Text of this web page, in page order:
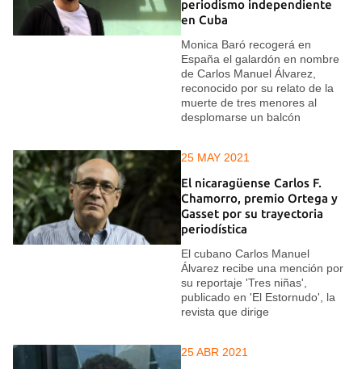
periodismo independiente
en Cuba
Monica Baró recogerá en
España el galardón en nombre
de Carlos Manuel Álvarez,
reconocido por su relato de la
muerte de tres menores al
desplomarse un balcón
25 MAY 2021
El nicaragüense Carlos F.
Chamorro, premio Ortega y
Gasset por su trayectoria
periodística
El cubano Carlos Manuel
Álvarez recibe una mención por
su reportaje 'Tres niñas',
publicado en 'El Estornudo', la
revista que dirige
25 ABR 2021